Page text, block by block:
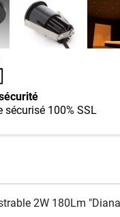
sécurisé 100% SSL
2W 180Lm